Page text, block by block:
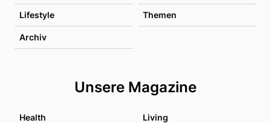
Lifestyle Themen
Archiv
Unsere Magazine
Health Living